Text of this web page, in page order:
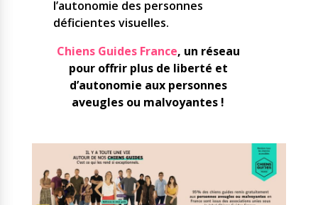
l’autonomie des personnes
déficientes visuelles.
Chiens Guides France, un réseau
pour offrir plus de liberté et
d’autonomie aux personnes
aveugles ou malvoyantes !